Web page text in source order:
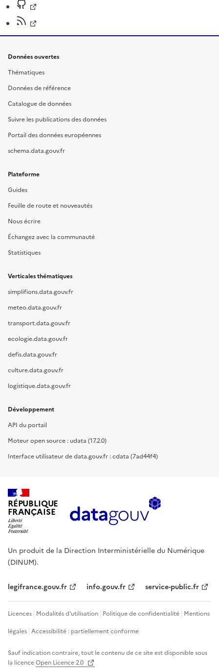
Données ouvertes
Thématiques
Données de référence
Catalogue de données
Suivre les publications des données
Portail des données européennes
schema.data.gouv.fr
Plateforme
Guides
Feuille de route et nouveautés
Nous écrire
Échangez avec la communauté
Statistiques
Verticales thématiques
simplifions.data.gouv.fr
meteo.data.gouv.fr
transport.data.gouv.fr
ecologie.data.gouv.fr
defis.data.gouv.fr
culture.data.gouv.fr
logistique.data.gouv.fr
Développement
API du portail
Moteur open source : udata (17.2.0)
Interface utilisateur de data.gouv.fr : cdata (7ad44f4)
RÉPUBLIQUE
FRANÇAISE
Un produit de la Direction Interministérielle du Numérique
(DINUM).
legifrance.gouv.fr info.gouv.fr service-public.fr
Licences Modalités d'utilisation Politique de confidentialité Mentions
légales Accessibilité : partiellement conforme
Sauf indication contraire, tout le contenu de ce site est disponible sous
la licenceOpen Licence 2.0